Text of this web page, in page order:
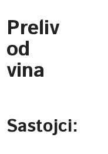
Preliv
od
vina
Sastojci: